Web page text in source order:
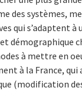
des systèmes,
qui s’adaptent
démographique
à mettre en
à la France, qui
(modification